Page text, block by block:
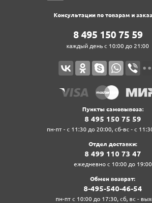
Консультации по товарам и
8‍ 4‍9‍5‍ 1‍5‍0‍ 7‍5‍ 5‍9‍
каждый день с 10:00 до 21:00
Пункты самовывоза:
8‍ 4‍9‍5‍ 1‍5‍0‍ 7‍5‍ 5‍9‍
пн-пт - с 11:30 до 20:00, сб-вс - с
Отдел доставки:
8‍ 4‍9‍9‍ 1‍1‍0‍ 7‍3‍ 4‍7‍
ежедневно с 10:00 до 19:00
Обмен возврат:
8‍-4‍9‍5‍-5‍4‍0‍-4‍6‍-5‍4‍
пн-пт с 10:00 до 17:30, сб, вс -